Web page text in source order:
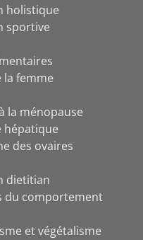
holistique
sportive
femme
la ménopause
hépatique
des ovaires
dietitian
du comportement
et végétalisme